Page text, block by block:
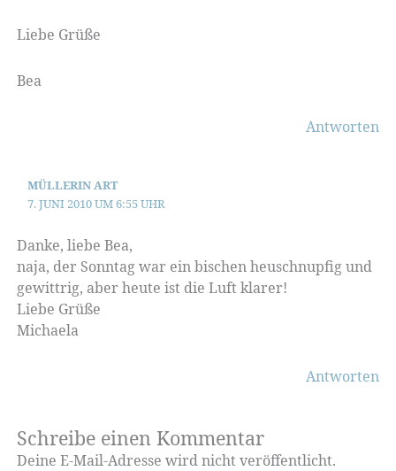
Liebe Grüße
Bea
Antworten
MÜLLERIN ART
7. JUNI 2010 UM 6:55 UHR
Danke, liebe Bea,
naja, der Sonntag war ein bischen heuschnupfig und
gewittrig, aber heute ist die Luft klarer!
Liebe Grüße
Michaela
Antworten
Schreibe einen Kommentar
Deine E-Mail-Adresse wird nicht veröffentlicht.